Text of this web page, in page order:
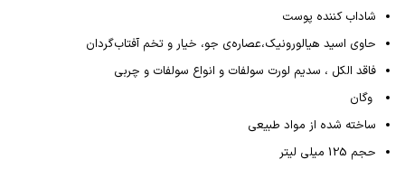
شاداب کننده پوست
حاوی اسید هیالورونیک،عصاره‌ی جو، خیار و تخم آفتاب‌گردان
فاقد الکل ، سدیم لورت سولفات و انواع سولفات و چربی
وگان
ساخته شده از مواد طبیعی
حجم 125 میلی لیتر